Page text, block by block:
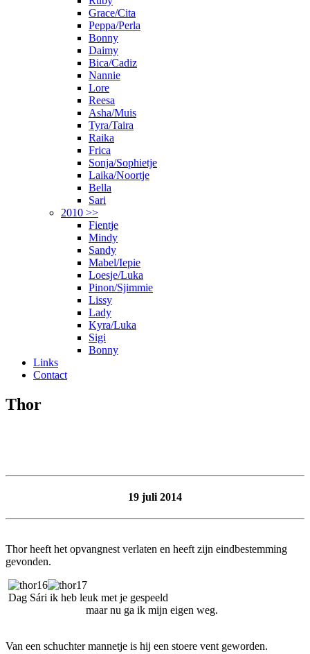
Grace/Cita
Peppa/Perla
Bonny
Daimy
Bica/Cadiz
Nannie
Lore
Reesa
Asha/Muis
Tyra/Taira
Raika
Frica
Sonja/Sophietje
Laika/Noortje
Bella
Sari
2010 >>
Fientje
Mindy
Sandy
Mabel/Iepie
Loesje/Luka
Pinon/Sjimmie
Lissy
Lady
Kyra/Luka
Sigi
Bonny
Links
Contact
Thor
19 juli 2014
Thor heeft het opvangnest verlaten en heeft zijn eindbestemming
gevonden.
Dag Sári ik heb leuk met je gespeeld
maar nu ga ik mijn eigen weg.
Van een schuchter mannetje is hij een stoere vent geworden.